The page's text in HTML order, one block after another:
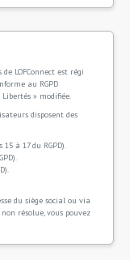
LOFConnect est régi
au RGPD
» modifiée.
disposent des
à 17 du RGPD).
du siège social ou via
résolue, vous pouvez